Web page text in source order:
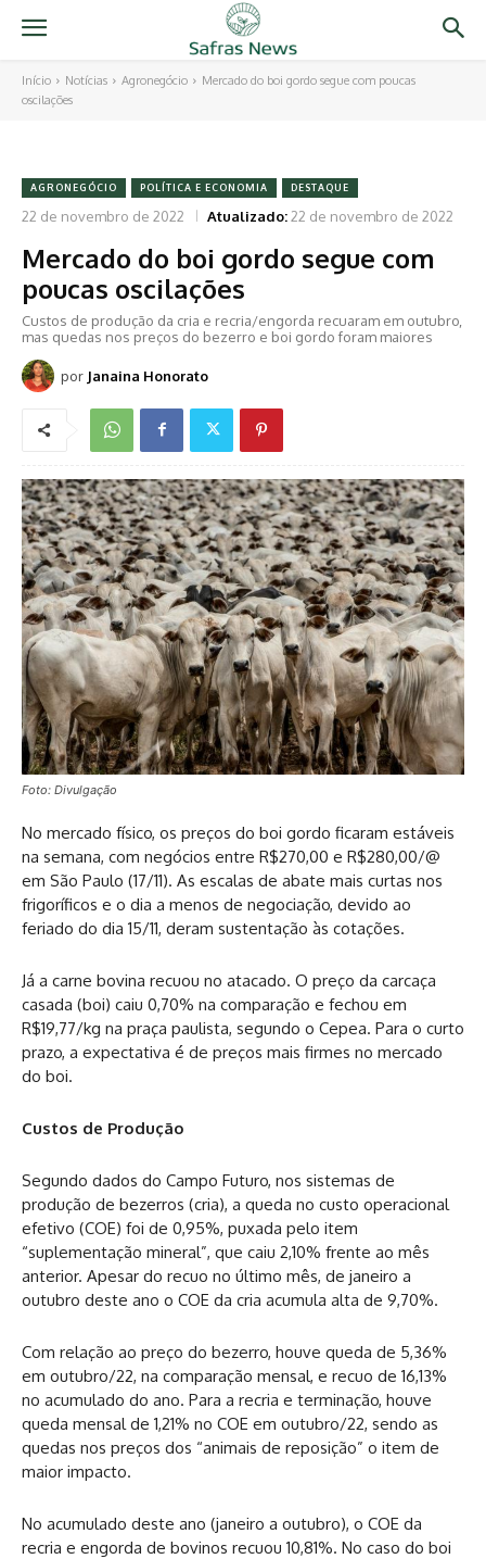
Início Notícias Agronegócio
Mercado do boi gordo segue com poucas
oscilações
AGRONEGÓCIO POLÍTICA E ECONOMIA DESTAQUE
22 de novembro de 2022 Atualizado:22 de novembro de 2022
Mercado do boi gordo segue com
poucas oscilações
Custos de produção da cria e recria/engorda recuaram em outubro,
mas quedas nos preços do bezerro e boi gordo foram maiores
por Janaina Honorato
Foto: Divulgação
No mercado físico, os preços do boi gordo ficaram estáveis
na semana, com negócios entre R$270,00 e R$280,00/@
em São Paulo (17/11). As escalas de abate mais curtas nos
frigoríficos e o dia a menos de negociação, devido ao
feriado do dia 15/11, deram sustentação às cotações.
Já a carne bovina recuou no atacado. O preço da carcaça
casada (boi) caiu 0,70% na comparação e fechou em
R$19,77/kg na praça paulista, segundo o Cepea. Para o curto
prazo, a expectativa é de preços mais firmes no mercado
do boi.
Custos de Produção
Segundo dados do Campo Futuro, nos sistemas de
produção de bezerros (cria), a queda no custo operacional
efetivo (COE) foi de 0,95%, puxada pelo item
“suplementação mineral”, que caiu 2,10% frente ao mês
anterior. Apesar do recuo no último mês, de janeiro a
outubro deste ano o COE da cria acumula alta de 9,70%.
Com relação ao preço do bezerro, houve queda de 5,36%
em outubro/22, na comparação mensal, e recuo de 16,13%
no acumulado do ano. Para a recria e terminação, houve
queda mensal de 1,21% no COE em outubro/22, sendo as
quedas nos preços dos “animais de reposição” o item de
maior impacto.
No acumulado deste ano (janeiro a outubro), o COE da
recria e engorda de bovinos recuou 10,81%. No caso do boi